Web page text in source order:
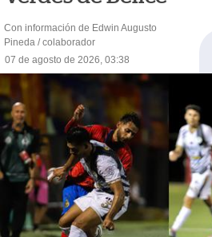
Con información de Edwin Augusto
Pineda / colaborador
07 de agosto de 2026, 03:38